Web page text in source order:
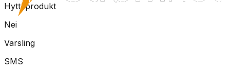
Hytteprodukt
Nei
Varsling
SMS